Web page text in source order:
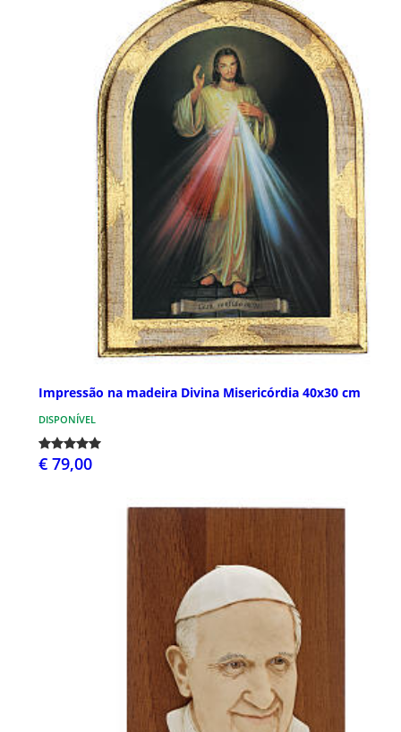
Impressão na madeira Divina Misericórdia 40x30 cm
DISPONÍVEL
€ 79,00